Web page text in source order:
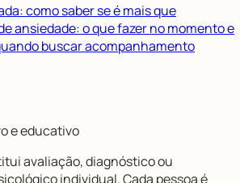
como saber se é mais que
ansiedade: o que fazer no momento e
buscar acompanhamento
e educativo
avaliação, diagnóstico ou
individual. Cada pessoa é